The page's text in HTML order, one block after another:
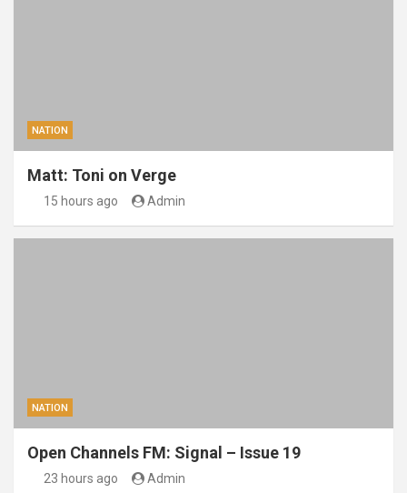
NATION
Matt: Toni on Verge
15 hours ago Admin
NATION
Open Channels FM: Signal – Issue 19
23 hours ago Admin